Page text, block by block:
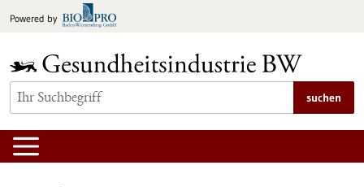
Inhalt
Powered by
suchen